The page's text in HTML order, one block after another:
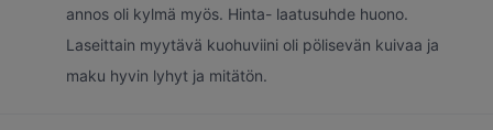
annos oli kylmä myös. Hinta- laatusuhde huono.
Laseittain myytävä kuohuviini oli pölisevän kuivaa ja
maku hyvin lyhyt ja mitätön.